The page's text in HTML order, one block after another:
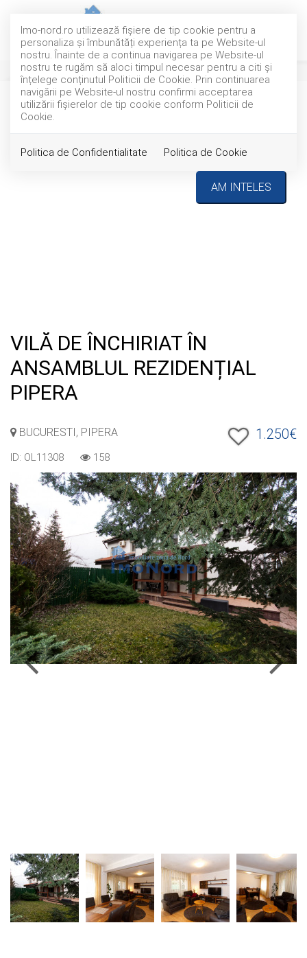
Imo-nord.ro utilizează fişiere de tip cookie pentru a
personaliza și îmbunătăți experiența ta pe Website-ul
nostru. Înainte de a continua navigarea pe Website-ul
nostru te rugăm să aloci timpul necesar pentru a citi și
înțelege conținutul Politicii de Cookie. Prin continuarea
navigării pe Website-ul nostru confirmi acceptarea
utilizării fişierelor de tip cookie conform Politicii de
Cookie.
Politica de Confidentialitate Politica de Cookie
AM INTELES
Acest anunt nu mai este activ !
VILĂ DE ÎNCHIRIAT ÎN
ANSAMBLUL REZIDENȚIAL
PIPERA
BUCURESTI, PIPERA 1.250€
ID: OL11308 158
INCHIRIAT